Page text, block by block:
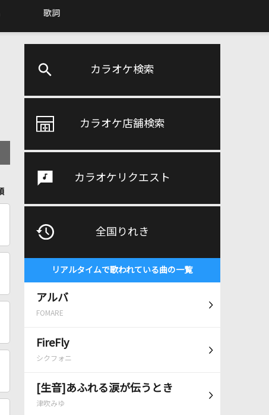
歌詞
カラオケ検索
カラオケ店舗検索
カラオケリクエスト
全国りれき
リアルタイムで歌われている曲の一覧
アルバ
FOMARE
FireFly
シクフォニ
[生音]あふれる涙が伝うとき
津吹みゆ